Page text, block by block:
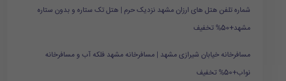
شماره تلفن هتل های ارزان مشهد نزدیک حرم | هتل تک ستاره و بدون ستاره
مشهد+50% تخفیف
مسافرخانه خیابان شیرازی مشهد | مسافرخانه مشهد فلکه آب و مسافرخانه
نواب+50% تخفیف